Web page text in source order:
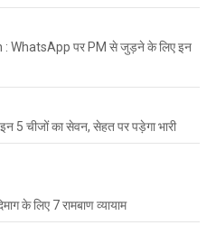
WhatsApp पर PM से जुड़ने के लिए इन
5 चीजों का सेवन, सेहत पर पड़ेगा भारी
के लिए 7 रामबाण व्यायाम